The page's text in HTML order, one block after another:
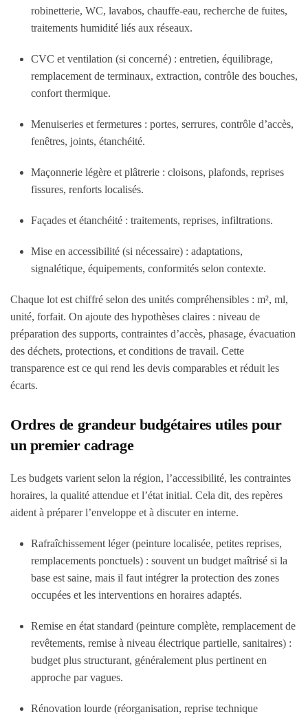
robinetterie, WC, lavabos, chauffe-eau, recherche de fuites,
traitements humidité liés aux réseaux.
CVC et ventilation (si concerné) : entretien, équilibrage,
remplacement de terminaux, extraction, contrôle des bouches,
confort thermique.
Menuiseries et fermetures : portes, serrures, contrôle d’accès,
fenêtres, joints, étanchéité.
Maçonnerie légère et plâtrerie : cloisons, plafonds, reprises
fissures, renforts localisés.
Façades et étanchéité : traitements, reprises, infiltrations.
Mise en accessibilité (si nécessaire) : adaptations,
signalétique, équipements, conformités selon contexte.
Chaque lot est chiffré selon des unités compréhensibles : m², ml,
unité, forfait. On ajoute des hypothèses claires : niveau de
préparation des supports, contraintes d’accès, phasage, évacuation
des déchets, protections, et conditions de travail. Cette
transparence est ce qui rend les devis comparables et réduit les
écarts.
Ordres de grandeur budgétaires utiles pour
un premier cadrage
Les budgets varient selon la région, l’accessibilité, les contraintes
horaires, la qualité attendue et l’état initial. Cela dit, des repères
aident à préparer l’enveloppe et à discuter en interne.
Rafraîchissement léger(peinture localisée, petites reprises,
remplacements ponctuels) : souvent un budget maîtrisé si la
base est saine, mais il faut intégrer la protection des zones
occupées et les interventions en horaires adaptés.
Remise en état standard (peinture complète, remplacement de
revêtements, remise à niveau électrique partielle, sanitaires) :
budget plus structurant, généralement plus pertinent en
approche par vagues.
Rénovation lourde (réorganisation, reprise technique